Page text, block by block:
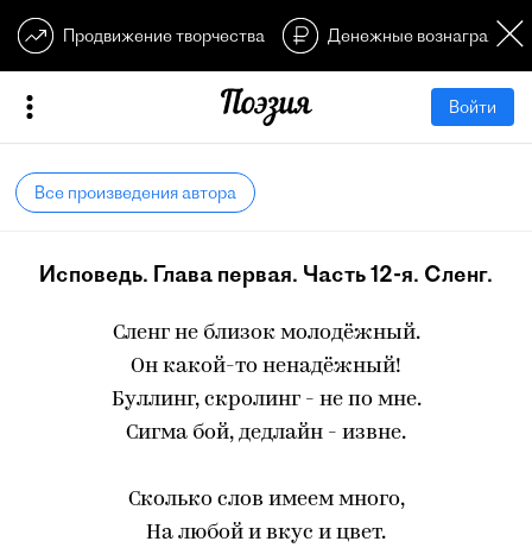
Продвижение творчества Денежные
Войти
Все произведения автора
Исповедь. Глава первая. Часть 12-я. Сленг.
Сленг не близок молодёжный.
Он какой-то ненадёжный!
Буллинг, скролинг - не по мне.
Сигма бой, дедлайн - извне.
Сколько слов имеем много,
На любой и вкус и цвет.